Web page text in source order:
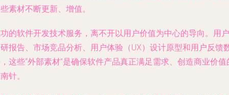
素材不断更新、增值。
的软件开发技术服务，离不开以用户价值为中心的导向。用户
报告、市场竞品分析、用户体验（UX）设计原型和用户反馈
这些“外部素材”是确保软件产品真正满足需求、创造商业价值
针。